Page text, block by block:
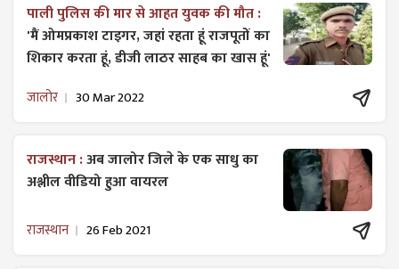
पाली पुलिस की मार से आहत युवक की मौत :
'मैं ओमप्रकाश टाइगर, जहां रहता हूं राजपूतों का
शिकार करता हूं, डीजी लाठर साहब का खास हूं'
जालोर 30 Mar 2022
राजस्थान :अब जालोर जिले के एक साधु का
अश्लील वीडियो हुआ वायरल
राजस्थान 26 Feb 2021